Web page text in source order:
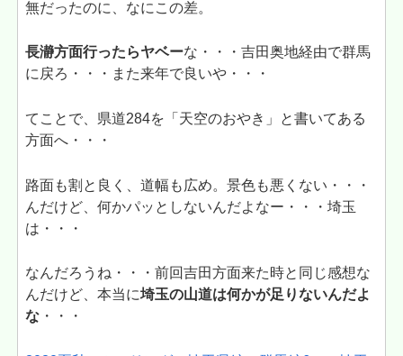
無だったのに、なにこの差。
長瀞方面行ったらヤベーな・・・吉田奥地経由で群馬
に戻ろ・・・また来年で良いや・・・
てことで、県道284を「天空のおやき」と書いてある
方面へ・・・
路面も割と良く、道幅も広め。景色も悪くない・・・
んだけど、何かパッとしないんだよなー・・・埼玉
は・・・
なんだろうね・・・前回吉田方面来た時と同じ感想な
んだけど、本当に埼玉の山道は何かが足りないんだよ
な ・・・